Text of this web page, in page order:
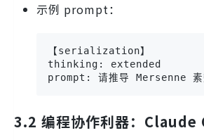
示例 prompt：
【serialization】
thinking: extended
prompt: 请推导 Mersenne 素
3.2 编程协作利器：Claude